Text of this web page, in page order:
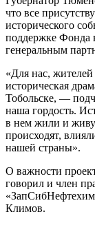
что все
исторического
поддержке Фонда
генеральным
«Для нас,
историческая
Тобольске, —
наша гордость.
в нем жили и
происходят,
нашей страны».
О важности
говорил и член
Климов.